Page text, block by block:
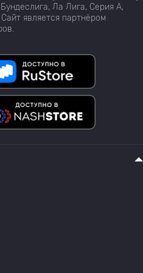
Ла Лига, Серия А,
является партнёром